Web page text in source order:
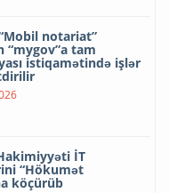
notariat”
tam
istiqamətində işlər
İT
“Hökumət
köçürüb